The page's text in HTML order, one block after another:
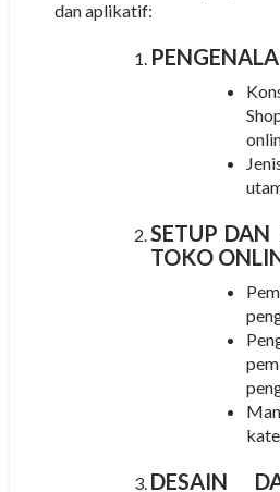
dan aplikatif:
SETUP DAN
TOKO
DESAIN